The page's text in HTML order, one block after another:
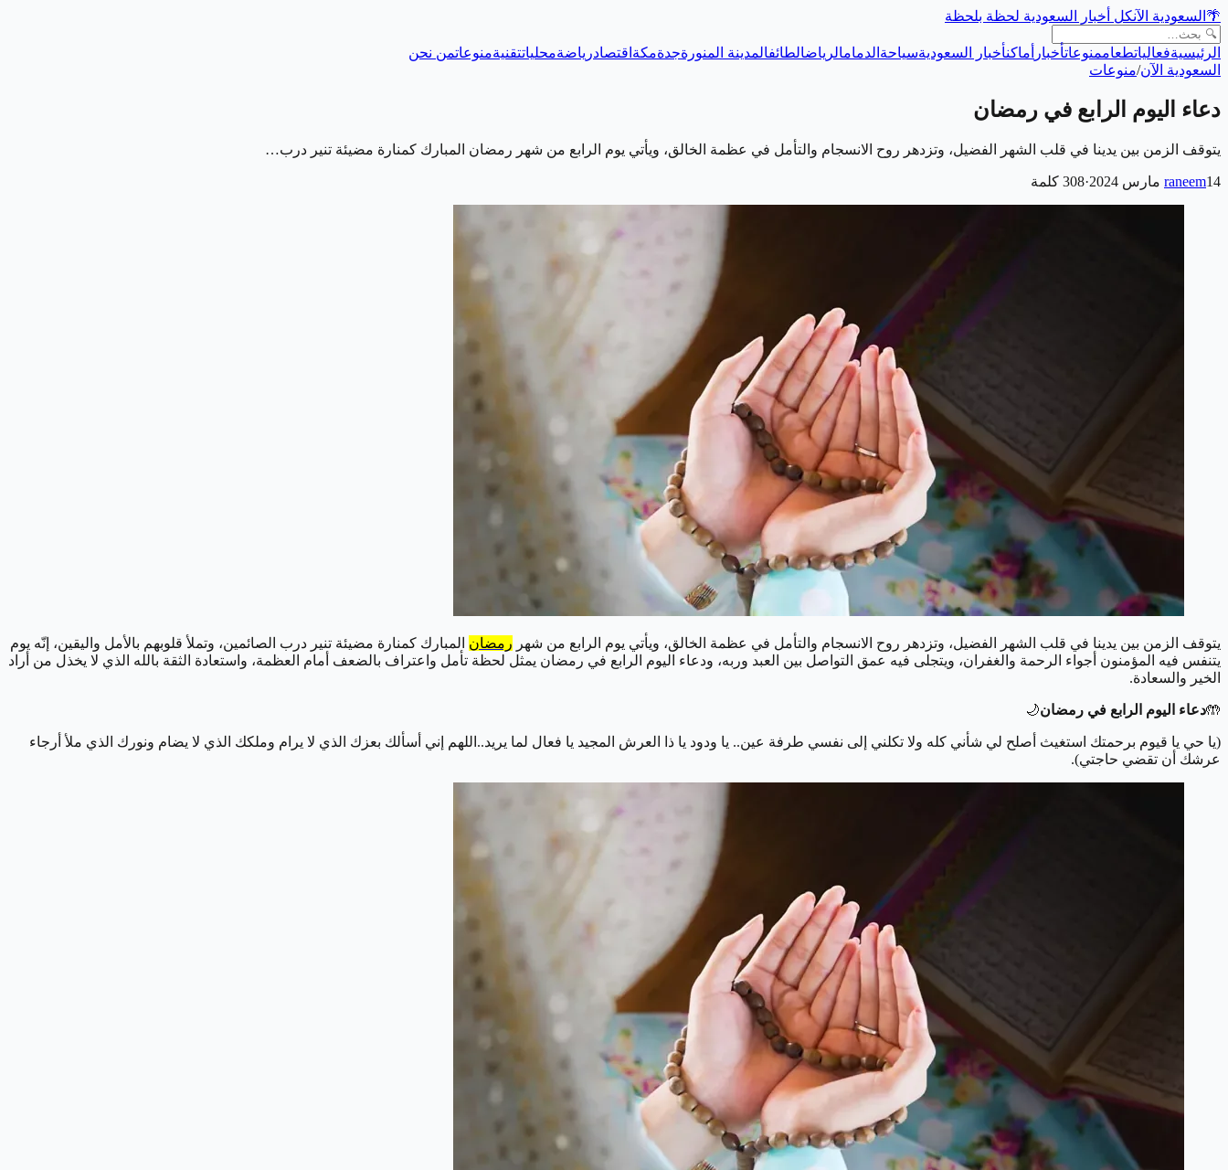
🌴 السعودية الآنكل أخبار السعودية لحظة بلحظة
الرئيسيةفعالياتطعاممنوعاتأخبار أماكنأخبار السعوديةسياحة الدمامالرياضالطائفالمدينة المنورةجدةمكة اقتصادرياضةمحلياتتقنيةمنوعاتمن نحن
السعودية الآن/منوعات
دعاء اليوم الرابع في رمضان
يتوقف الزمن بين يدينا في قلب الشهر الفضيل، وتزدهر روح الانسجام والتأمل في عظمة الخالق، ويأتي يوم الرابع من شهر رمضان المبارك كمنارة مضيئة تنير درب…
raneem14 مارس 2024 ·
308 كلمة
يتوقف الزمن بين يدينا في قلب الشهر الفضيل، وتزدهر روح الانسجام والتأمل في عظمة الخالق، ويأتي يوم الرابع من شهر رمضان المبارك كمنارة مضيئة تنير درب الصائمين، وتملأ قلوبهم بالأمل واليقين، إنّه يوم
يتنفس فيه المؤمنون أجواء الرحمة والغفران، ويتجلى فيه عمق التواصل بين العبد وربه، ودعاء اليوم الرابع في رمضان يمثل لحظة تأمل واعتراف بالضعف أمام العظمة، واستعادة الثقة بالله الذي لا يخذل من أراد
الخير والسعادة.
🤲دعاء اليوم الرابع في رمضان🌙
(يا حي يا قيوم برحمتك استغيث أصلح لي شأني كله ولا تكلني إلى نفسي طرفة عين.. يا ودود يا ذا العرش المجيد يا فعال لما يريد..اللهم إني أسألك بعزك الذي لا يرام وملكك الذي لا يضام ونورك الذي ملأ أرجاء
عرشك أن تقضي حاجتي).